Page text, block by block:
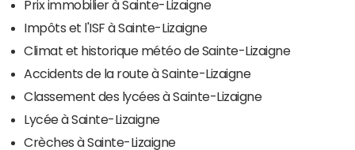
Prix immobilier à Sainte-Lizaigne
Impôts et l'ISF à Sainte-Lizaigne
Climat et historique météo de Sainte-Lizaigne
Accidents de la route à Sainte-Lizaigne
Classement des lycées à Sainte-Lizaigne
Lycée à Sainte-Lizaigne
Crèches à Sainte-Lizaigne